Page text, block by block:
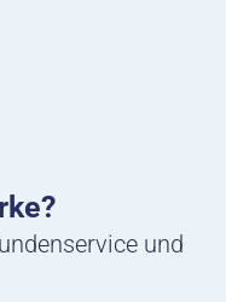
und